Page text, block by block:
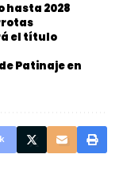
hasta 2028
el título
Patinaje en